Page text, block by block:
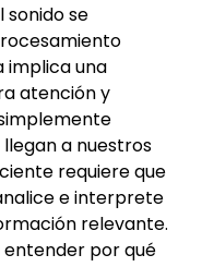
se
implica una
atención y
a nuestros
requiere que
e interprete
relevante.
entender por qué